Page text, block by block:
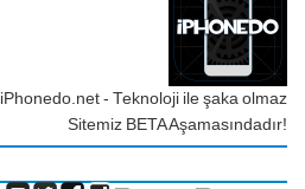
iPhonedo.net - Teknoloji ile şaka olmaz
Sitemiz BETA Aşamasındadır!